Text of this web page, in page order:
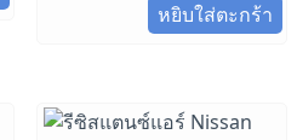
หยิบใส่ตะกร้า